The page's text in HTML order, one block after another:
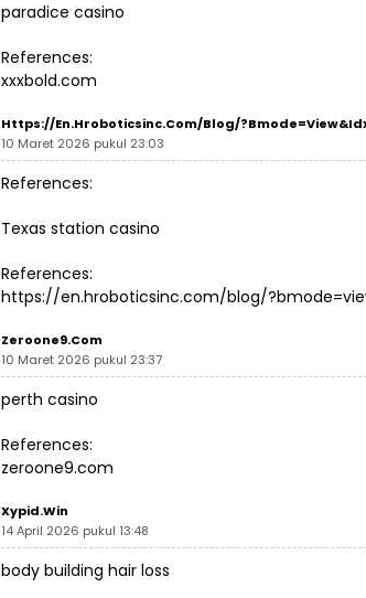
paradice casino
References:
xxxbold.com
Https://en.hroboticsinc.com/blog/
10 Maret 2026 pukul 23:03
References:
Texas station casino
References:
https://en.hroboticsinc.com/blog/
Zeroone9.com
10 Maret 2026 pukul 23:37
perth casino
References:
zeroone9.com
Xypid.win
14 April 2026 pukul 13:48
body building hair loss